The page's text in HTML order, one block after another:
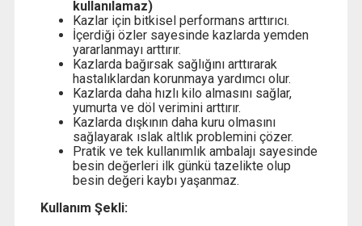
kullanılamaz)
Kazlar için bitkisel performans arttırıcı.
İçerdiği özler sayesinde kazlarda yemden
yararlanmayı arttırır.
Kazlarda bağırsak sağlığını arttırarak
hastalıklardan korunmaya yardımcı olur.
Kazlarda daha hızlı kilo almasını sağlar,
yumurta ve döl verimini arttırır.
Kazlarda dışkının daha kuru olmasını
sağlayarak ıslak altlık problemini çözer.
Pratik ve tek kullanımlık ambalajı sayesinde
besin değerleri ilk günkü tazelikte olup
besin değeri kaybı yaşanmaz.
Kullanım Şekli: